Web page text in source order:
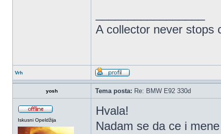
A collector never stops
Vrh
yosh Tema posta: Re: BMW E92 330d
Iskusni Opeldžija
Hvala!
Nadam se da ce i